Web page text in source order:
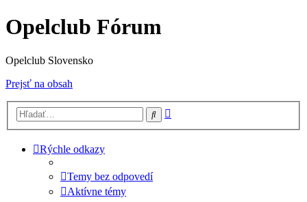
Opelclub Fórum
Opelclub Slovensko
Prejsť na obsah
Hľadať
Rýchle odkazy
Temy bez odpovedí
Aktívne témy